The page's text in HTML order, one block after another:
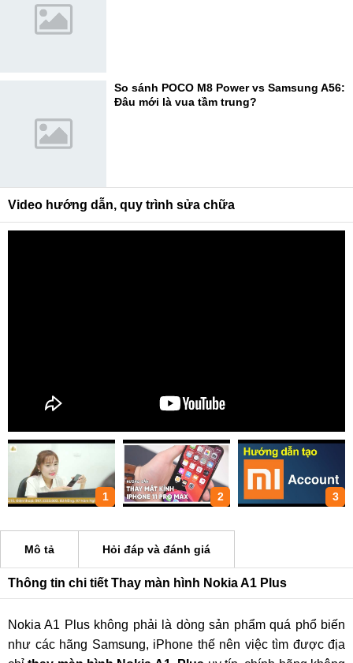
So sánh POCO M8 Power vs Samsung A56:
Đâu mới là vua tầm trung?
Video hướng dẫn, quy trình sửa chữa
1 2 3
Mô tả Hỏi đáp và đánh giá
Thông tin chi tiết Thay màn hình Nokia A1 Plus
Nokia A1 Plus không phải là dòng sản phẩm quá phổ biến
như các hãng Samsung, iPhone thế nên việc tìm được địa